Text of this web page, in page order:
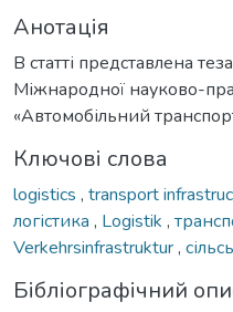
Анотація
В статті представлена
Міжнародної науково-
«Автомобільний
Ключові слова
logistics , transport
логістика , Logistik ,
Verkehrsinfrastruktur,
Бібліографічний